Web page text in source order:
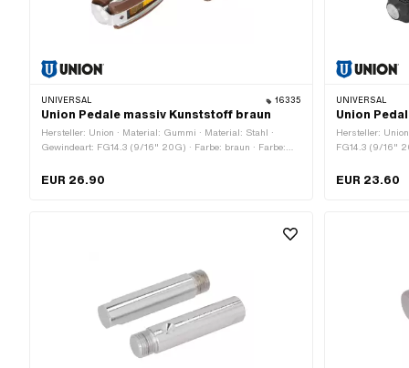
UNIVERSAL 16335
Union Pedale massiv Kunststoff braun
Hersteller: Union · Material: Gummi · Material: Stahl ·
Gewindeart: FG14.3 (9/16" 20G) · Farbe: braun · Farbe:
Reflektoren: Ja
EUR 26.90
UNIVERSAL
Union
Hersteller:
FG14.3 (9/16"
Nein
EUR 23.60